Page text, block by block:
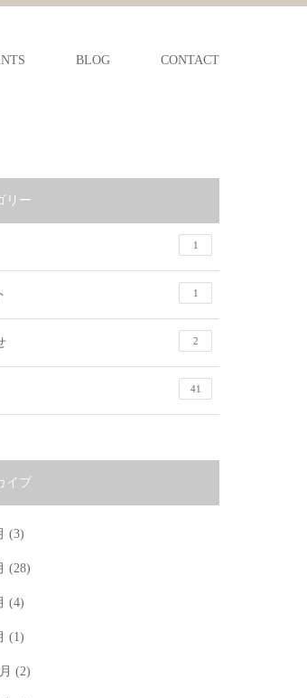
BLOG CONTACT
リー
1
1
2
41
イブ
(3)
(28)
(4)
(1)
(2)